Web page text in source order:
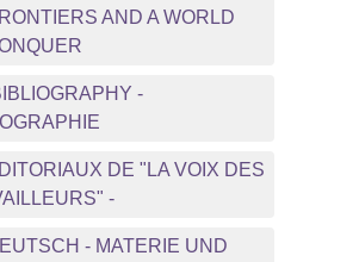
AND A WORLD
-
DE "LA VOIX DES
-
- MATERIE UND